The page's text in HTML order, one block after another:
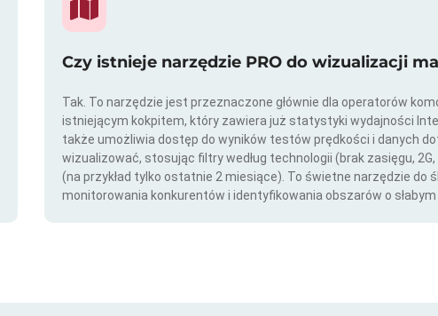
Czy istnieje narzędzie PRO do wizualizacji
Tak. To narzędzie jest przeznaczone głównie dla operatorów
istniejącym kokpitem, który zawiera już statystyki wydajności
także umożliwia dostęp do wyników testów prędkości i danych
wizualizować, stosując filtry według technologii (brak zasięgu, 2G,
(na przykład tylko ostatnie 2 miesiące). To świetne narzędzie do
monitorowania konkurentów i identyfikowania obszarów o słabym